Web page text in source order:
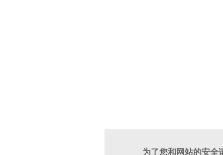
为了您和网站的安全